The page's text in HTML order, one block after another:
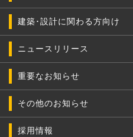
建築･設計に関わる方向け
ニュースリリース
重要なお知らせ
その他のお知らせ
採用情報